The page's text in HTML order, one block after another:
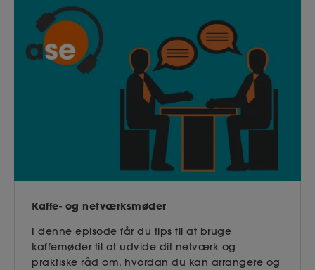
Kaffe- og netværksmøder
I denne episode får du tips til at bruge
kaffemøder til at udvide dit netværk og
praktiske råd om, hvordan du kan arrangere og